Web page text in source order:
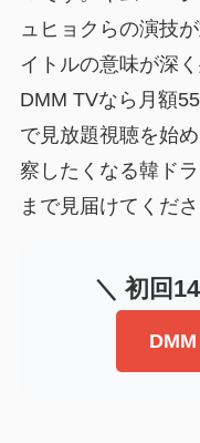
ュヒョクらの演技
イトルの意味が深く
DMM TVなら月額
で見放題視聴を始
察したくなる韓ド
まで見届けてくださ
＼ 初回